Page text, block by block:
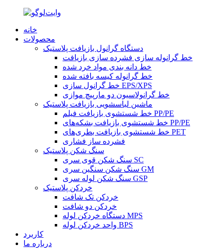
خانه
محصولات
دستگاه گرانول بازیافت پلاستیک
خط گرانوله سازی فشرده سازی بازیافت
خط دانه بندی مواد خرد شده
خط گرانوله کیسه بافته شده
خط گرانول سازی EPS/XPS
خط گرانولاسیون دو مارپیچ موازی
ماشین لباسشویی بازیافت پلاستیک
خط شستشوی بازیافت فیلم PP/PE
خط شستشوی بازیافت بشکه‌های PP/PE
خط شستشوی بازیافت بطری‌های PET
فشرده ساز فشاری
سنگ شکن پلاستیک
سنگ شکن قوی سری SC
سنگ شکن سنگین سری GM
سنگ شکن لوله سری GSP
خردکن پلاستیک
خردکن تک شافت
خردکن دو شافت
دستگاه خردکن لوله MPS
واحد خردکن لوله BPS
کاربرد
درباره ما